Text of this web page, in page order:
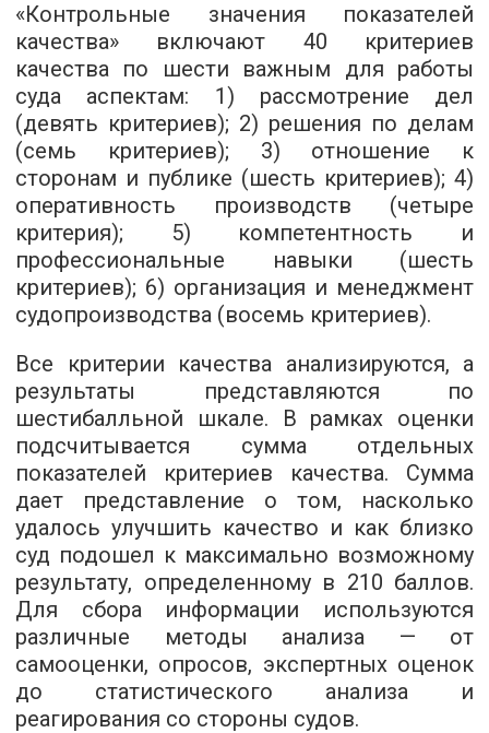
«Контрольные значения показателей
качества» включают 40 критериев
качества по шести важным для работы
суда аспектам: 1) рассмотрение дел
(девять критериев); 2) решения по делам
(семь критериев); 3) отношение к
сторонам и публике (шесть критериев); 4)
оперативность производств (четыре
критерия); 5) компетентность и
профессиональные навыки (шесть
критериев); 6) организация и менеджмент
судопроизводства (восемь критериев).
Все критерии качества анализируются, а
результаты представляются по
шестибалльной шкале. В рамках оценки
подсчитывается сумма отдельных
показателей критериев качества. Сумма
дает представление о том, насколько
удалось улучшить качество и как близко
суд подошел к максимально возможному
результату, определенному в 210 баллов.
Для сбора информации используются
различные методы анализа — от
самооценки, опросов, экспертных оценок
до статистического анализа и
реагирования со стороны судов.